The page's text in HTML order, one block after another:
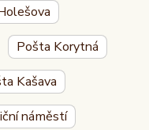
Pošta Korytná
Kašava
náměstí